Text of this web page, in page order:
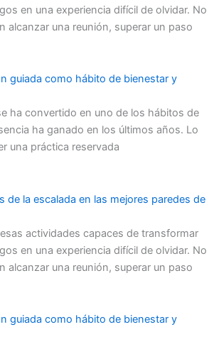
en una experiencia difícil de olvidar. No
alcanzar una reunión, superar un paso
guiada como hábito de bienestar y
ha convertido en uno de los hábitos de
ha ganado en los últimos años. Lo
una práctica reservada
de la escalada en las mejores paredes de
actividades capaces de transformar
en una experiencia difícil de olvidar. No
alcanzar una reunión, superar un paso
guiada como hábito de bienestar y